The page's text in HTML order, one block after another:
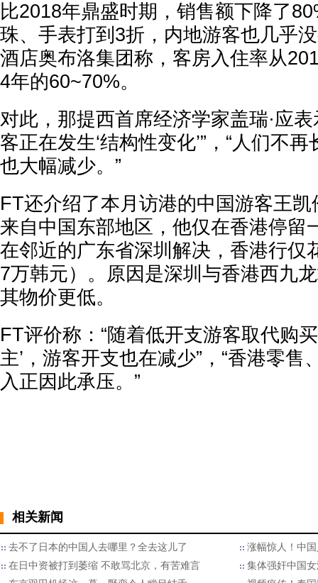
比2018年鼎盛时期，销售额下降了
珠、手表打到3折，内地游客也几乎
酒店奥布洛集团称，客房入住率从
4年的60~70%。
对此，那提西首席经济学家盖瑞·应
客正在发生‘结构性变化’”，“人们不
也大幅减少。”
FT还介绍了本月访港的中国游客王
来自中国东部地区，他仅在香港停留
在邻近的广东省深圳解决，香港行仅
7万韩元）。原因是深圳与香港西九
其物价更低。
FT评价称：“随着低开支游客取代购
主’，游客开支也在减少”，“香港零售
入正因此承压。”
相关新闻
去不了日本的中国人去哪里？全去这儿了
涨幅惊人！中
在日中资被打到萎缩 不敢骂北京，有苦难言
集体强奸中国